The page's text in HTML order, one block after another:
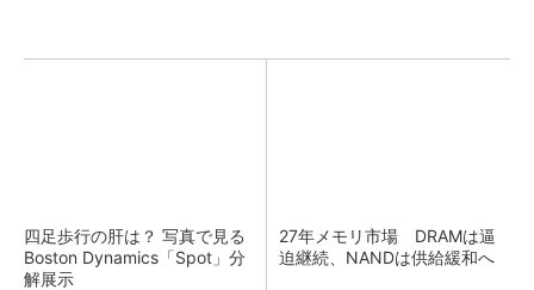
四足歩行の肝は？ 写真で見る
Boston Dynamics「Spot」分
解展示
27年メモリ市場 DRAMは逼
迫継続、NANDは供給緩和へ